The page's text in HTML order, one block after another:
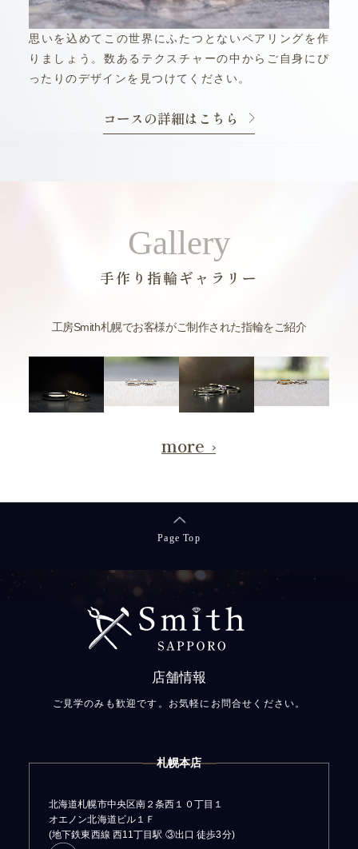
思いを込めてこの世界にふたつとないペアリングを作
りましょう。数あるテクスチャーの中からご自身にぴ
ったりのデザインを見つけてください。
コースの詳細はこちら
Gallery
手作り指輪ギャラリー
工房Smith札幌でお客様がご制作された指輪をご紹介
more
Page Top
店舗情報
ご見学のみも歓迎です。お気軽にお問合せください。
札幌本店
北海道札幌市中央区南２条西１０丁目１
オエノン北海道ビル１Ｆ
(地下鉄東西線 西11丁目駅 ③出口 徒歩3分)